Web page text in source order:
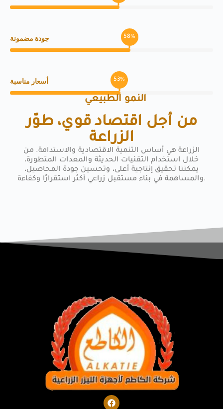
جودة مضمونة
أسعار مناسبة
النمو الطبيعي
من أجل اقتصاد قوي، طوّر
الزراعة
الزراعة هي أساس التنمية الاقتصادية والاستدامة. من
خلال استخدام التقنيات الحديثة والمعدات المتطورة،
يمكننا تحقيق إنتاجية أعلى، وتحسين جودة المحاصيل،
والمساهمة في بناء مستقبل زراعي أكثر استقرارًا وكفاءة.